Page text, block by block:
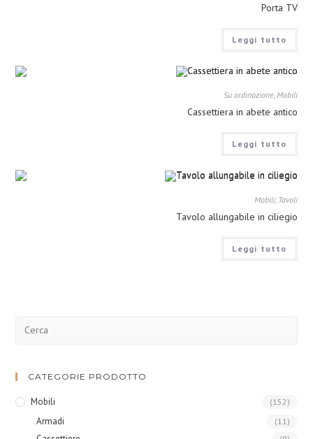
Porta TV
Leggi tutto
Su ordinazione,Mobili
Cassettiera in abete antico
Leggi tutto
Mobili, Tavoli
Tavolo allungabile in ciliegio
Leggi tutto
CATEGORIE PRODOTTO
Mobili (152)
Armadi (11)